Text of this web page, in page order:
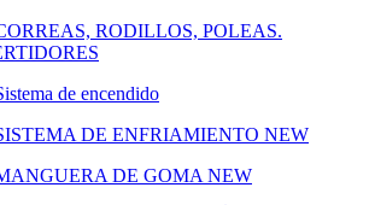
RODILLOS, POLEAS.
de encendido
DE ENFRIAMIENTO NEW
DE GOMA NEW